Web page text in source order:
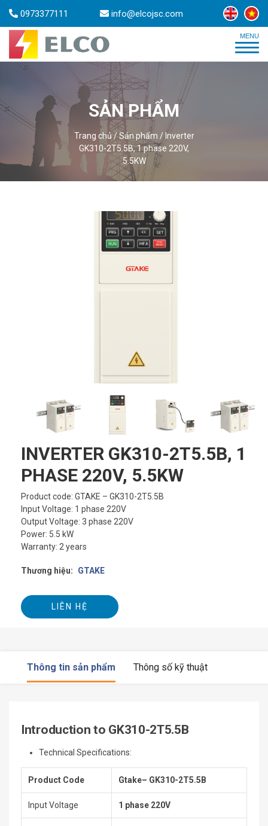
0973377111 info@elcojsc.com
SẢN PHẨM
Trang chủ/Sản phẩm /Inverter
GK310-2T5.5B, 1 phase 220V,
5.5KW
INVERTER GK310-2T5.5B, 1
PHASE 220V, 5.5KW
Product code: GTAKE – GK310-2T5.5B
Input Voltage: 1 phase 220V
Output Voltage: 3 phase 220V
Power: 5.5 kW
Warranty: 2 years
Thương hiệu: GTAKE
LIÊN HỆ
Thông tin sản phẩm Thông số kỹ thuật
Introduction to GK310-2T5.5B
Technical Specifications:
Product Code Gtake– GK310-2T5.5B
Input Voltage 1 phase 220V